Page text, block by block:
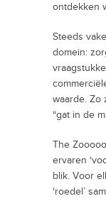
ontdekken
Steeds
domein:
waarde. Zo
“gat in de
The
ervaren
blik. Voor
‘roedel’